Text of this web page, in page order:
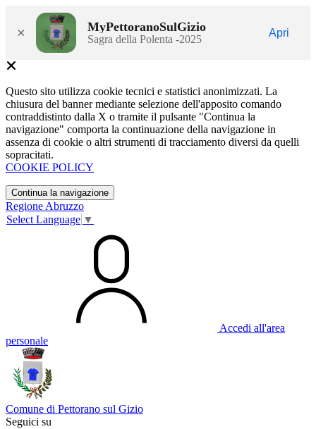
× MyPettoranoSulGizio
Sagra della Polenta -2025
Apri
Questo sito utilizza cookie tecnici e statistici anonimizzati. La
chiusura del banner mediante selezione dell'apposito comando
contraddistinto dalla X o tramite il pulsante "Continua la
navigazione" comporta la continuazione della navigazione in
assenza di cookie o altri strumenti di tracciamento diversi da quelli
sopracitati.
COOKIE POLICY
Continua la navigazione
Regione Abruzzo
Select Language ▼
Accedi all'area
personale
Comune di Pettorano sul Gizio
Seguici su